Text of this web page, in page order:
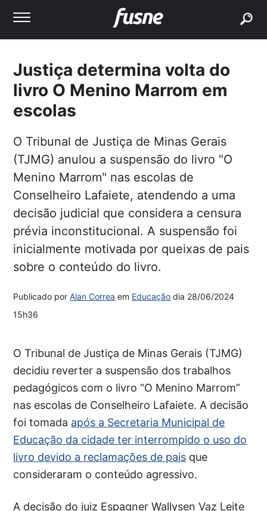
Justiça determina volta do
livro O Menino Marrom em
escolas
O Tribunal de Justiça de Minas Gerais
(TJMG) anulou a suspensão do livro "O
Menino Marrom" nas escolas de
Conselheiro Lafaiete, atendendo a uma
decisão judicial que considera a censura
prévia inconstitucional. A suspensão foi
inicialmente motivada por queixas de pais
sobre o conteúdo do livro.
Publicado porAlan Correa em Educação dia 28/06/2024
15h36
O Tribunal de Justiça de Minas Gerais (TJMG)
decidiu reverter a suspensão dos trabalhos
pedagógicos com o livro “O Menino Marrom”
nas escolas de Conselheiro Lafaiete. A decisão
foi tomada após a Secretaria Municipal de
Educação da cidade ter interrompido o uso do
livro devido a reclamações de pais que
consideraram o conteúdo agressivo.
A decisão do juiz Espagner Wallysen Vaz Leite